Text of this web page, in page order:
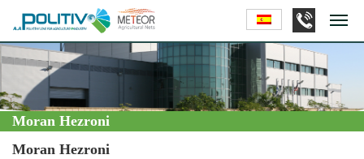
Moran Hezroni
Moran Hezroni